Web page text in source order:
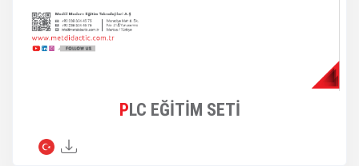
PLC EĞİTİM SETİ